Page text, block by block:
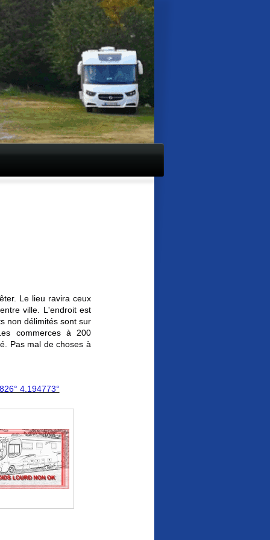
Le lieu ravira ceux
ville. L'endroit est
non délimités sont sur
commerces à 200
Pas mal de choses à
4.194773°